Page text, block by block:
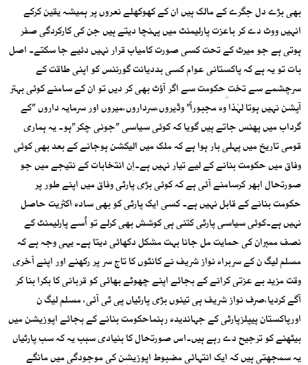
بھی بڑے دل جگرے کے مالک ہیں ان کے کھوکھلے نعروں پر ہمیشہ یقین کرکے
انہیں ووٹ دے کر باعزت پارلیمنٹ میں پہنچا دیتے ہیں جن کی کارکردگی صفر
ہوتی ہے جو میرٹ کے تحت کسی صورت کامیاب قرار نہیں دئیے جا سکتے۔ اصل
بات تو یہ ہے کہ پاکستانی عوام کسی بددیانت گورننس کو اپنی طاقت کے
سرچشمے سے تخت ِحکومت سے اگر آؤٹ بھی کر دیں تو ان کے سامنے کوئی بہتر
آپشن نہیں ہوتا لہٰذا وہ مجبوراً” وڈیروں،سرداروں،میروں اور سرمایہ داروں ”کے
گرداب میں پھنس جاتے ہیں گویا کہ کوئی سیاسی ”جونی چکر”ہو۔ یہ ہماری
قومی تاریخ میں پہلی بار ہوا ہے کہ ملک میں الیکشن ہوجانے کے بعد بھی کوئی
وفاق میں حکومت بنانے کے لیے تیار نہیں ہے۔اِن انتخابات کے نتیجے میں جو
صورتحال ابھر کرسامنے آئی ہے کہ کوئی بڑی پارٹی وفاق میں اپنے طور پر
حکومت بنانے کے قابل نہیں ہے۔ کسی ایک پارٹی کو بھی سادہ اکثریت حاصل
نہیں ہے۔کوئی سیاسی پارٹی کتنی ہی کوشش بھی کرلے تو اُسے پارلیمنٹ کے
نصف ممبران کی حمایت مل جانا بہت مشکل دکھائی دیتا ہے۔ یہی وجہ ہے کہ
مسلم لیگ ن کے سربراہ نواز شریف نے کانٹوں کا تاج سر پر رکھنے اور اپنے آخری
وقت مزید بے عزتی کرانے کے بجائے اپنے چھوٹے بھائی کو قربانی کا بکرا بنا کر
آگے کردیا،صرف نواز شریف ہی تینوں بڑی پارٹیاں پی ٹی آئی، مسلم لیگ ن
اورپاکستان پیپلزپارٹی کے جہاندیدہ رہنماحکومت بنانے کے بجائے اپوزیشن میں
بیٹھنے کو ترجیح دے رہے ہیں۔اس صورتحال کا بنیادی سبب یہ کہ سب پارٹیاں
یہ سمجھتی ہیں کہ ایک انتہائی مضبوط اپوزیشن کی موجودگی میں مانگے